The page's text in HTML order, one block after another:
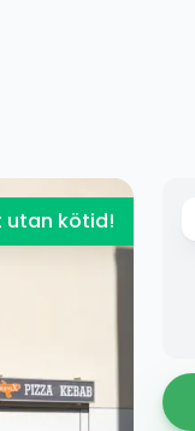
utan kötid!